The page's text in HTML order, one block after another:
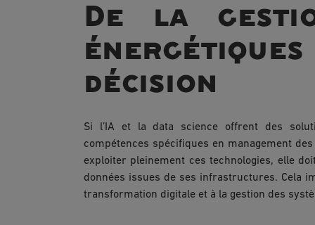
De la
décision
Si l’IA et la data science offrent des
compétences spécifiques en management
exploiter pleinement ces technologies, elle
données issues de ses infrastructures. Cela
transformation digitale et à la gestion des